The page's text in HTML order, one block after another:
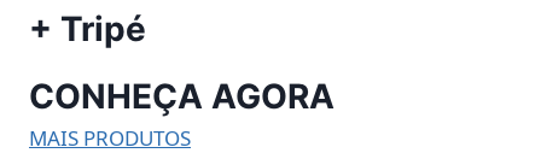
+ Tripé
CONHEÇA AGORA
MAIS PRODUTOS